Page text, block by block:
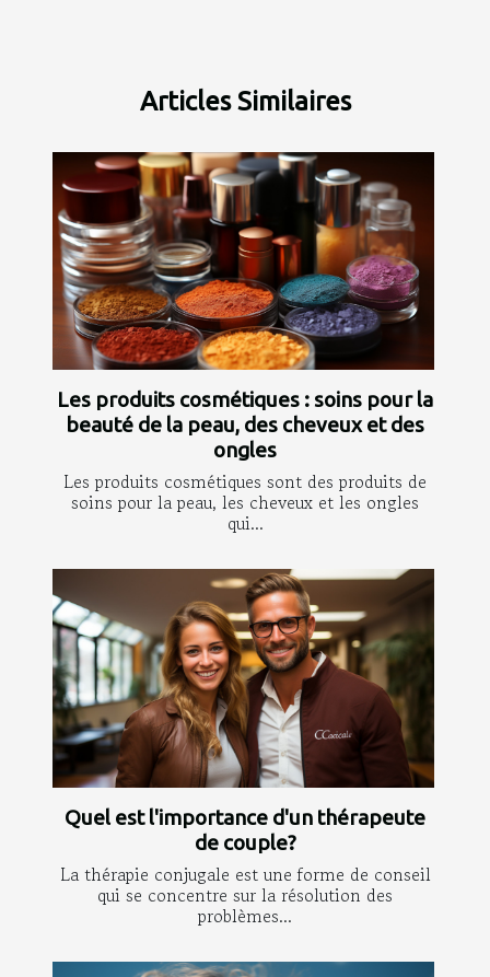
Articles Similaires
Les produits cosmétiques : soins pour la
beauté de la peau, des cheveux et des
ongles
Les produits cosmétiques sont des produits de
soins pour la peau, les cheveux et les ongles
qui...
Quel est l'importance d'un thérapeute
de couple?
La thérapie conjugale est une forme de conseil
qui se concentre sur la résolution des
problèmes...